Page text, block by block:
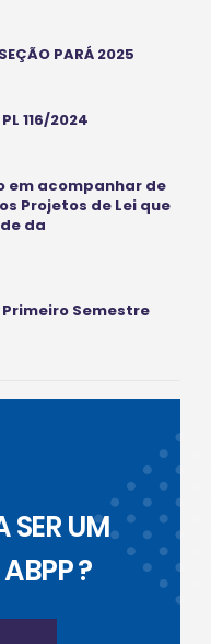
PARÁ 2025
116/2024
em acompanhar de
Projetos de Lei que
da
Semestre
SER UM
?